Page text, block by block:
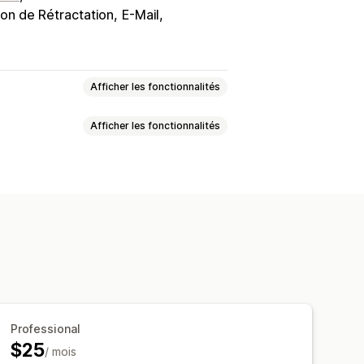
de Rétractation E-Mail
Afficher les fonctionnalités
Afficher les fonctionnalités
Professional
$25/ mois